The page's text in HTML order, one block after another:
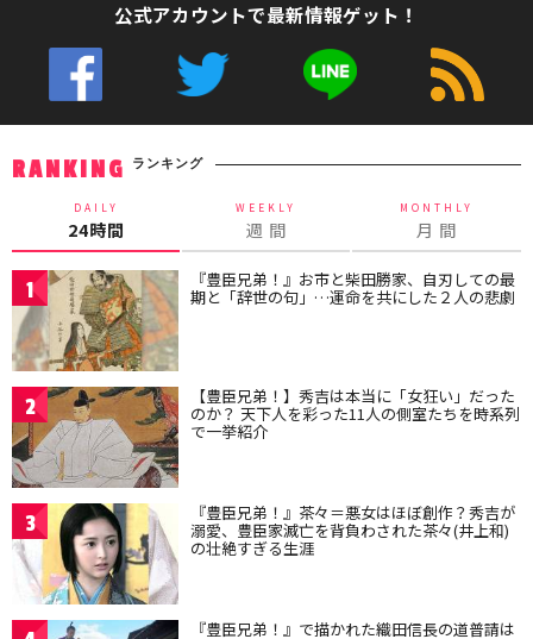
公式アカウントで最新情報ゲット！
RANKING ランキング
DAILY
24時間
WEEKLY
週 間
MONTHLY
月 間
1 『豊臣兄弟！』お市と柴田勝家、自刃しての最
期と「辞世の句」…運命を共にした２人の悲劇
2 【豊臣兄弟！】秀吉は本当に「女狂い」だった
のか？ 天下人を彩った11人の側室たちを時系列
で一挙紹介
3 『豊臣兄弟！』茶々＝悪女はほぼ創作？秀吉が
溺愛、豊臣家滅亡を背負わされた茶々(井上和)
の壮絶すぎる生涯
『豊臣兄弟！』で描かれた織田信長の道普請は